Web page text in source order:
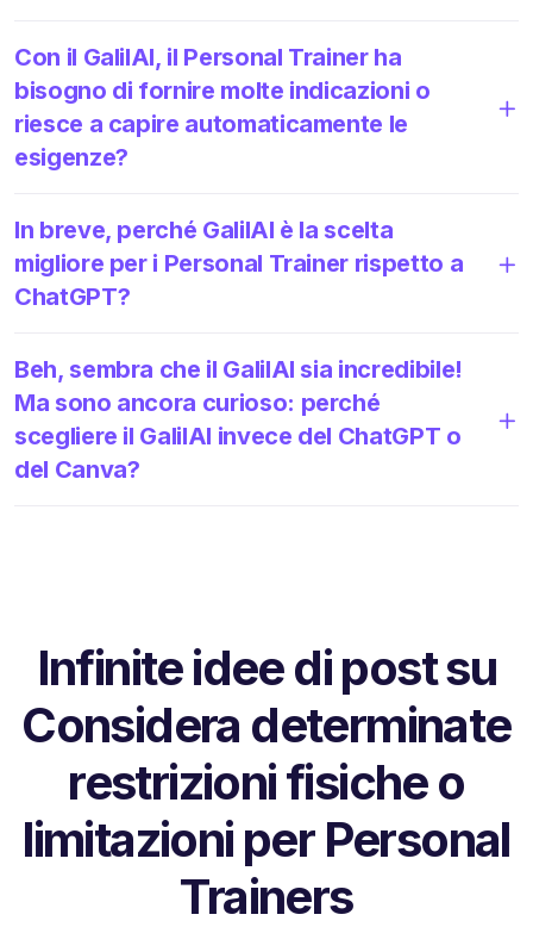
Con il GalilAI, il Personal Trainer ha
bisogno di fornire molte indicazioni o
riesce a capire automaticamente le
esigenze?
In breve, perché GalilAI è la scelta
migliore per i Personal Trainer rispetto a
ChatGPT?
Beh, sembra che il GalilAI sia incredibile!
Ma sono ancora curioso: perché
scegliere il GalilAI invece del ChatGPT o
del Canva?
Infinite idee di post su
Considera determinate
restrizioni fisiche o
limitazioni per Personal
Trainers